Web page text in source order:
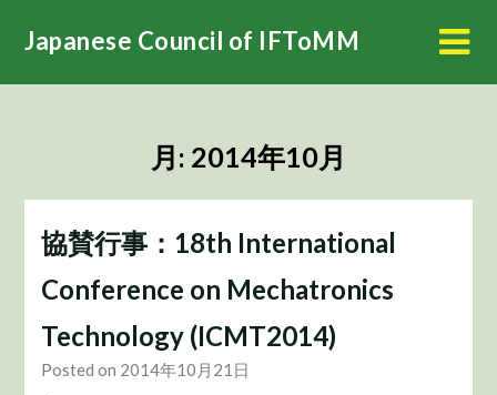
Japanese Council of IFToMM
月: 2014年10月
協賛行事：18th International
Conference on Mechatronics
Technology (ICMT2014)
Posted on 2014年10月21日